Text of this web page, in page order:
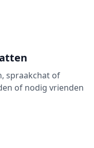
spraakchat of
of nodig vrienden